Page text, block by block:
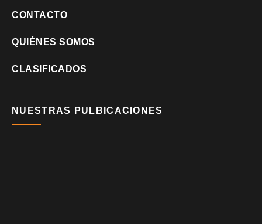
CONTACTO
QUIÉNES SOMOS
CLASIFICADOS
NUESTRAS PULBICACIONES